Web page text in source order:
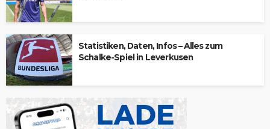
Statistiken, Daten, Infos – Alles zum
Schalke-Spiel in Leverkusen